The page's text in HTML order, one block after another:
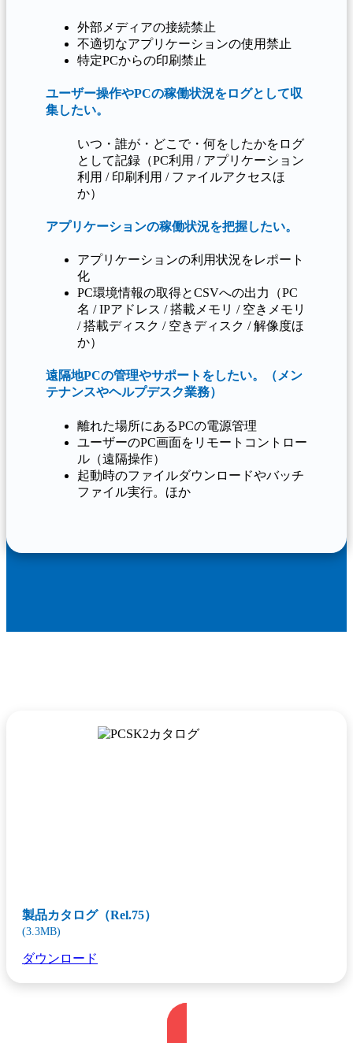
外部メディアの接続禁止
不適切なアプリケーションの使用禁止
特定PCからの印刷禁止
ユーザー操作やPCの稼働状況をログとして収
集したい。
いつ・誰が・どこで・何をしたかをログ
として記録（PC利用 / アプリケーション
利用 / 印刷利用 / ファイルアクセスほ
か）
アプリケーションの稼働状況を把握したい。
アプリケーションの利用状況をレポート
化
PC環境情報の取得とCSVへの出力（PC
名 / IPアドレス / 搭載メモリ / 空きメモリ
/ 搭載ディスク / 空きディスク / 解像度ほ
か）
遠隔地PCの管理やサポートをしたい。（メン
テナンスやヘルプデスク業務）
離れた場所にあるPCの電源管理
ユーザーのPC画面をリモートコントロー
ル（遠隔操作）
起動時のファイルダウンロードやバッチ
ファイル実行。ほか
製品カタログ（Rel.75）
(3.3MB)
ダウンロード